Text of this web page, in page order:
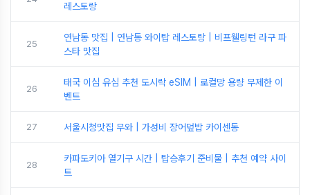
레스토랑
25
연남동 맛집 | 연남동 와이탑 레스토랑 | 비프웰링턴 라구 파
스타 맛집
26
태국 이심 유심 추천 도시락 eSIM | 로컬망 용량 무제한 이
벤트
27 서울시청맛집 무와 | 가성비 장어덮밥 카이센동
28
카파도키아 열기구 시간 | 탑승후기 준비물 | 추천 예약 사이
트